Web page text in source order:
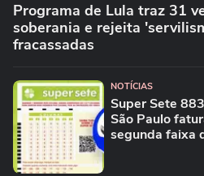
Programa de Lula traz 31
soberania e rejeita
fracassadas
NOTÍCIAS
Super Sete
São Paulo
segunda faixa